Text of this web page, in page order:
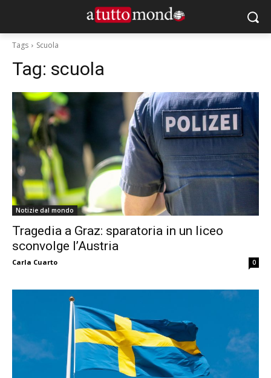
Tags Scuola
Tag: scuola
Notizie dal mondo
Tragedia a Graz: sparatoria in un liceo
sconvolge l’Austria
Carla Cuarto 0